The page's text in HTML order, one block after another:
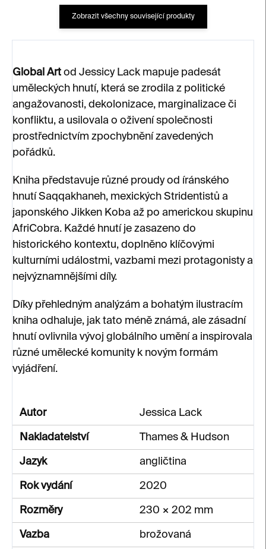
Zobrazit všechny související produkty
Global Art od Jessicy Lack mapuje padesát
uměleckých hnutí, která se zrodila z politické
angažovanosti, dekolonizace, marginalizace či
konfliktu, a usilovala o oživení společnosti
prostřednictvím zpochybnění zavedených
pořádků.
Kniha představuje různé proudy od íránského
hnutí Saqqakhaneh, mexických Stridentistů a
japonského Jikken Koba až po americkou skupinu
AfriCobra. Každé hnutí je zasazeno do
historického kontextu, doplněno klíčovými
kulturními událostmi, vazbami mezi protagonisty a
nejvýznamnějšími díly.
Díky přehledným analýzám a bohatým ilustracím
kniha odhaluje, jak tato méně známá, ale zásadní
hnutí ovlivnila vývoj globálního umění a inspirovala
různé umělecké komunity k novým formám
vyjádření.
Autor Jessica Lack
Nakladatelství Thames & Hudson
Jazyk angličtina
Rok vydání 2020
Rozměry 230 × 202 mm
Vazba brožovaná